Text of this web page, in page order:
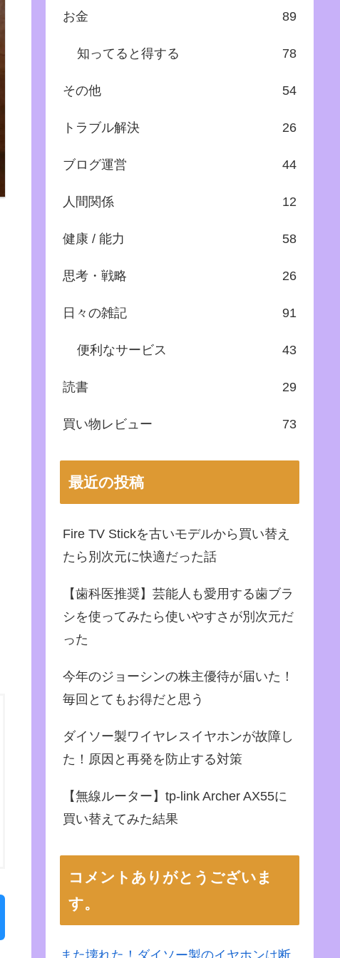
お金 89
知ってると得する 78
その他 54
トラブル解決 26
ブログ運営 44
人間関係 12
健康 / 能力 58
思考・戦略 26
日々の雑記 91
便利なサービス 43
読書 29
買い物レビュー 73
最近の投稿
Fire TV Stickを古いモデルから買い替え
たら別次元に快適だった話
【歯科医推奨】芸能人も愛用する歯ブラ
シを使ってみたら使いやすさが別次元だ
った
今年のジョーシンの株主優待が届いた！
毎回とてもお得だと思う
ダイソー製ワイヤレスイヤホンが故障し
た！原因と再発を防止する対策
【無線ルーター】tp-link Archer AX55に
買い替えてみた結果
コメントありがとうございま
す。
また壊れた！ダイソー製のイヤホンは断